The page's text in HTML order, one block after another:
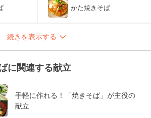
かた焼きそば
続きを表示する
に関連する献立
手軽に作れる！「焼きそば」が主役の
献立